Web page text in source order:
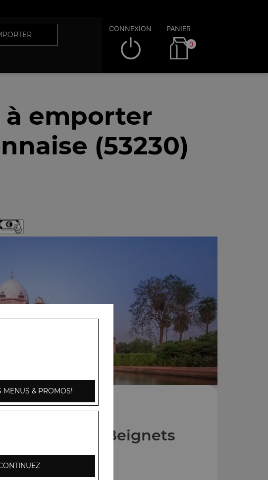
CONNEXION PANIER
0
à emporter
(53230)
Nos Entrées Beignets
MENUS & PROMOS!